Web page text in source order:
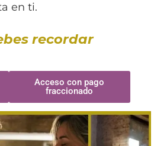
en ti.
recordar
Acceso con pago
fraccionado